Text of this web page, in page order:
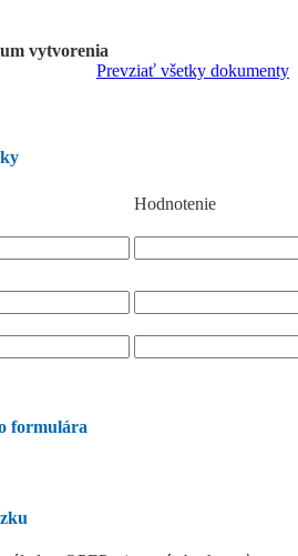
vytvorenia
Prevziať všetky dokumenty
Hodnotenie
formulára